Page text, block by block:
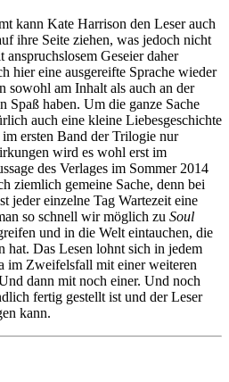
kann Kate Harrison den Leser auch
ihre Seite ziehen, was jedoch nicht
anspruchslosem Geseier daher
hier eine ausgereifte Sprache wieder
sowohl am Inhalt als auch an der
Spaß haben. Um die ganze Sache
auch eine kleine Liebesgeschichte
ersten Band der Trilogie nur
wird es wohl erst im
des Verlages im Sommer 2014
ziemlich gemeine Sache, denn bei
jeder einzelne Tag Wartezeit eine
so schnell wir möglich zu Soul
und in die Welt eintauchen, die
hat. Das Lesen lohnt sich in jedem
im Zweifelsfall mit einer weiteren
dann mit noch einer. Und noch
fertig gestellt ist und der Leser
kann.